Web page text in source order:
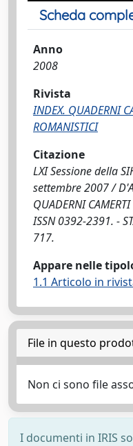
Scheda
Anno
2008
Rivista
INDEX. QUADERNI
ROMANISTICI
Citazione
LXI Sessione della
settembre 2007 /
QUADERNI
ISSN 0392-2391. -
717.
Appare nelle
1.1 Articolo in
File in questo
Non ci sono file
I documenti in IRIS